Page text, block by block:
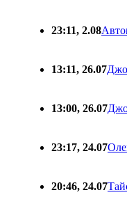
23:11, 2.08
13:11, 26.07
13:00, 26.07
23:17, 24.07
20:46, 24.07